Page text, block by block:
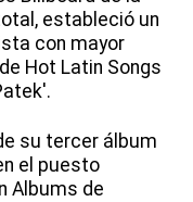
estableció un
con mayor
Hot Latin Songs
su tercer álbum
el puesto
Albums de